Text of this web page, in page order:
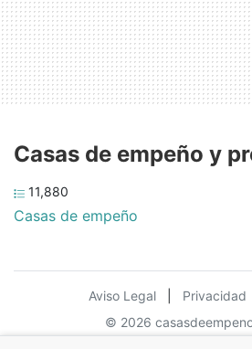
Casas de empeño y
11,880
Casas de empeño
Aviso Legal Privacidad
© 2026